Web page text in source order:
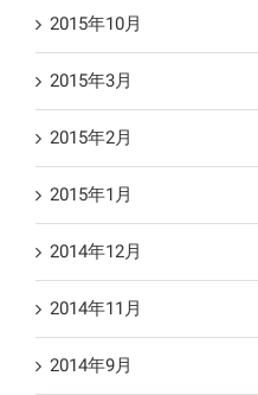
2015年10月
2015年3月
2015年2月
2015年1月
2014年12月
2014年11月
2014年9月